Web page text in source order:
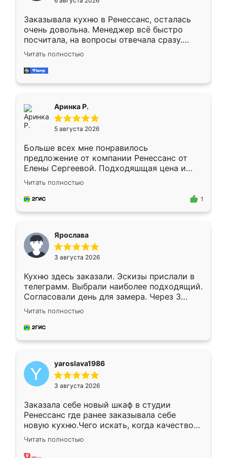
мебели буду заказывать только здесь.
Заказывала кухню в Ренессанс, осталась
очень довольна. Менеджер всё быстро
посчитала, на вопросы отвечала сразу.
Замерщик приехал в субботу, подошёл к
делу со всей ответственностью. Собрали
за день, ребята работали аккуратно, даже
Читать полностью
Аринка Р.
5 августа 2026
Больше всех мне понравилось
предложение от компании Ренессанс от
Елены Сергеевой. Подходяшщая цена и
короткие сроки изготовления. Приехавший
для замера сотрудник Владислав
предложил по моему эскизу самый
Читать полностью
1
Ярослава
3 августа 2026
Кухню здесь заказали. Эскизы прислали в
телеграмм. Выбрали наиболее подходящий.
Согласовали день для замера. Через 3
недели кухня была уже готова. Остались
довольны работой. Спасибо Ренессанс
мебель за качественную работу!
Читать полностью
yaroslava1986
3 августа 2026
Заказала себе новый шкаф в студии
Ренессанс где ранее заказывала себе
новую кухню.Чего искать, когда качеством
вполне довольна. Служит кухня уже почти
два года, нареканий нет.
Читать полностью